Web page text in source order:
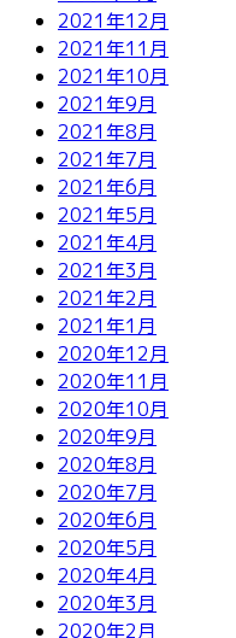
2021年12月
2021年11月
2021年10月
2021年9月
2021年8月
2021年7月
2021年6月
2021年5月
2021年4月
2021年3月
2021年2月
2021年1月
2020年12月
2020年11月
2020年10月
2020年9月
2020年8月
2020年7月
2020年6月
2020年5月
2020年4月
2020年3月
2020年2月